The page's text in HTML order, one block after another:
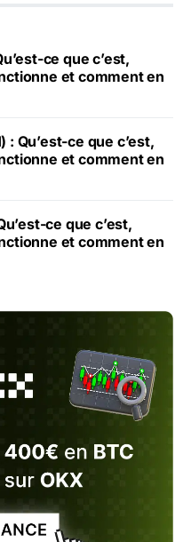
ce que c’est,
et comment en
: Qu’est-ce que c’est,
et comment en
ce que c’est,
et comment en